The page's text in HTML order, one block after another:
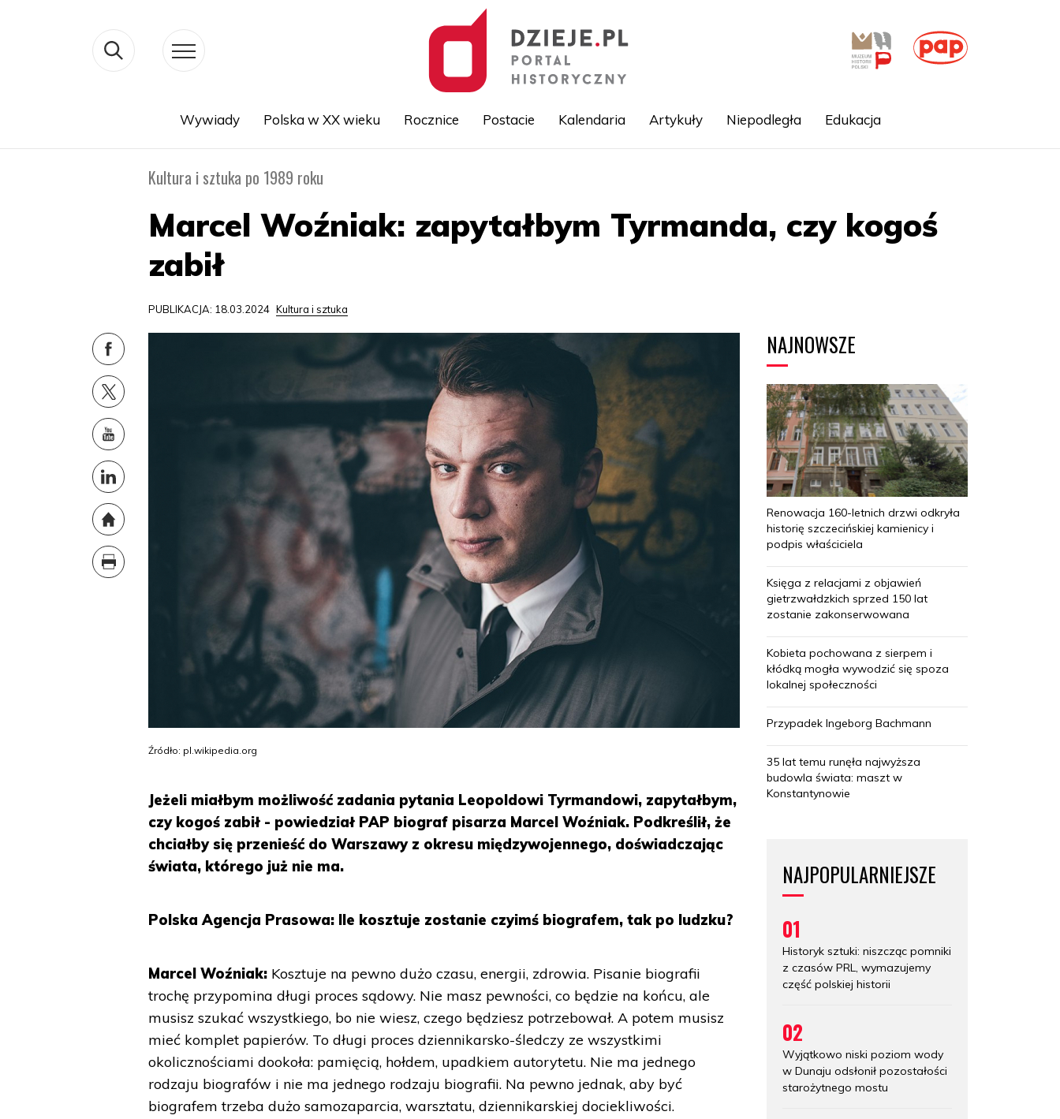
Wywiady Polska w XX wieku Rocznice Postacie Kalendaria Artykuły Niepodległa Edukacja
Kultura i sztuka po 1989 roku
Marcel Woźniak: zapytałbym Tyrmanda, czy kogoś
zabił
PUBLIKACJA: 18.03.2024 Kultura i sztuka
Źródło: pl.wikipedia.org
Jeżeli miałbym możliwość zadania pytania Leopoldowi Tyrmandowi, zapytałbym,
czy kogoś zabił - powiedział PAP biograf pisarza Marcel Woźniak. Podkreślił, że
chciałby się przenieść do Warszawy z okresu międzywojennego, doświadczając
świata, którego już nie ma.
Polska Agencja Prasowa: Ile kosztuje zostanie czyimś biografem, tak po ludzku?
Marcel Woźniak: Kosztuje na pewno dużo czasu, energii, zdrowia. Pisanie biografii
trochę przypomina długi proces sądowy. Nie masz pewności, co będzie na końcu, ale
musisz szukać wszystkiego, bo nie wiesz, czego będziesz potrzebował. A potem musisz
mieć komplet papierów. To długi proces dziennikarsko-śledczy ze wszystkimi
okolicznościami dookoła: pamięcią, hołdem, upadkiem autorytetu. Nie ma jednego
rodzaju biografów i nie ma jednego rodzaju biografii. Na pewno jednak, aby być
biografem trzeba dużo samozaparcia, warsztatu, dziennikarskiej dociekliwości.
NAJNOWSZE
Renowacja 160-letnich drzwi odkryła
historię szczecińskiej kamienicy i
podpis właściciela
Księga z relacjami z objawień
gietrzwałdzkich sprzed 150 lat
zostanie zakonserwowana
Kobieta pochowana z sierpem i
kłódką mogła wywodzić się spoza
lokalnej społeczności
Przypadek Ingeborg Bachmann
35 lat temu runęła najwyższa
budowla świata: maszt w
Konstantynowie
NAJPOPULARNIEJSZE
01
Historyk sztuki: niszcząc pomniki
z czasów PRL, wymazujemy
część polskiej historii
02
Wyjątkowo niski poziom wody
w Dunaju odsłonił pozostałości
starożytnego mostu